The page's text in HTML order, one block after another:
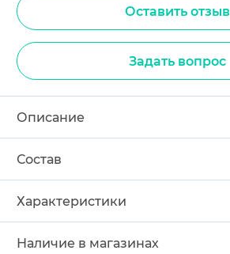
Оставить отзыв
Задать вопрос
Описание
Состав
Характеристики
Наличие в магазинах